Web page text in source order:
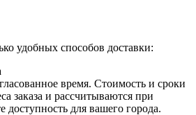
удобных способов доставки:
время. Стоимость и сроки
заказа и рассчитываются при
для вашего города.